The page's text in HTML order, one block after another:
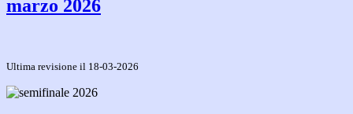
marzo 2026
Ultima revisione il 18-03-2026